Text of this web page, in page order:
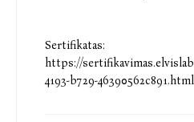
Sertifikatas:
https://
4193-b729-46390562c891.html